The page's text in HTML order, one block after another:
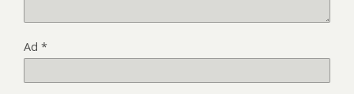
Ad *